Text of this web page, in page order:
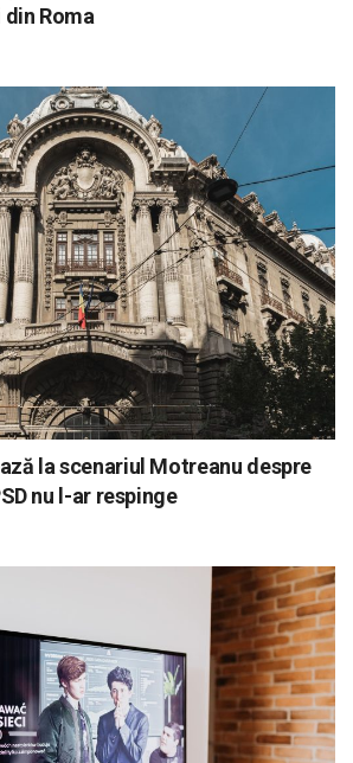
Roma
la scenariul Motreanu despre
nu l-ar respinge